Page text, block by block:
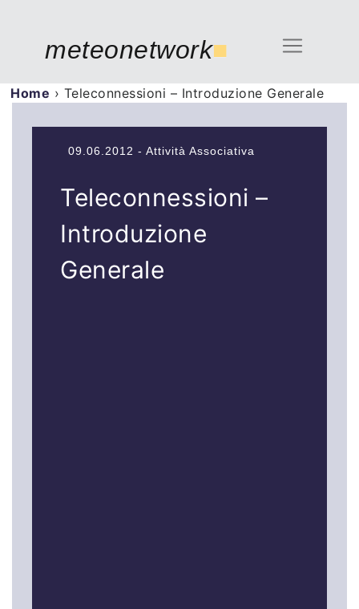
meteonetwork■
Home › Teleconnessioni – Introduzione Generale
09.06.2012 - Attività Associativa
Teleconnessioni –
Introduzione
Generale